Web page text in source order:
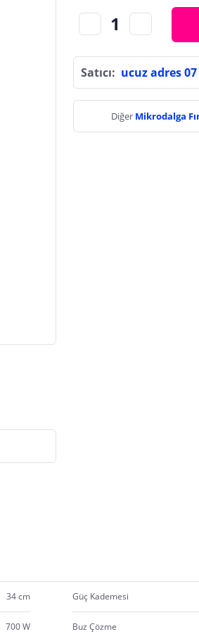
Satıcı: ucuz adres 07
Diğer Mikrodalga
34 cm Güç Kademesi
700 W Buz Çözme